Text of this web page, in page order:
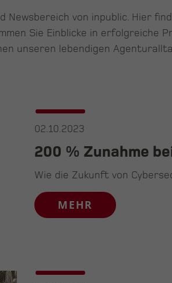
Newsbereich von inpublic. Hier
Sie Einblicke in erfolgreiche
unseren lebendigen
02.10.2023
200 % Zunahme
Wie die Zukunft von
MEHR